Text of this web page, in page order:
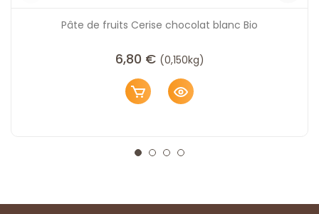
Pâte de fruits Cerise chocolat blanc Bio
6,80 € (0,150kg)